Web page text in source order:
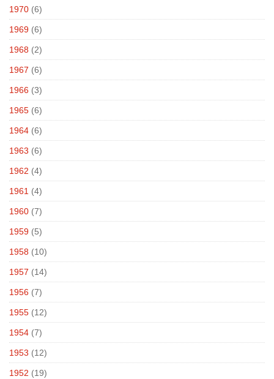
1970 (6)
1969 (6)
1968 (2)
1967 (6)
1966 (3)
1965 (6)
1964 (6)
1963 (6)
1962 (4)
1961 (4)
1960 (7)
1959 (5)
1958 (10)
1957 (14)
1956 (7)
1955 (12)
1954 (7)
1953 (12)
1952 (19)